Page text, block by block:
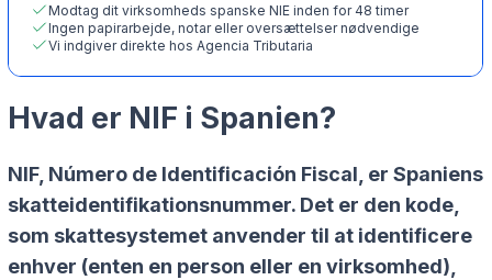
Modtag dit virksomheds spanske NIE inden for 48 timer
Ingen papirarbejde, notar eller oversættelser nødvendige
Vi indgiver direkte hos Agencia Tributaria
Hvad er NIF i Spanien?
NIF, Número de Identificación Fiscal, er Spaniens
skatteidentifikationsnummer. Det er den kode,
som skattesystemet anvender til at identificere
enhver (enten en person eller en virksomhed),